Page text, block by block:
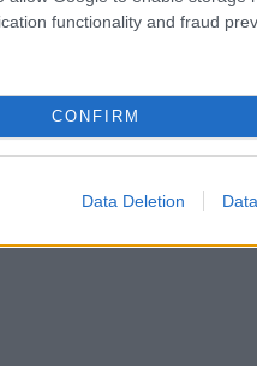
functionality and fraud
CONFIRM
Data Deletion